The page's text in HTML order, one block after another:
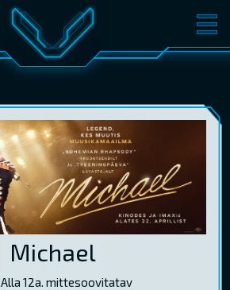
PILETID
V-KLUBI
KINKEKAARDID
Michael
Alla 12a. mittesoovitatav